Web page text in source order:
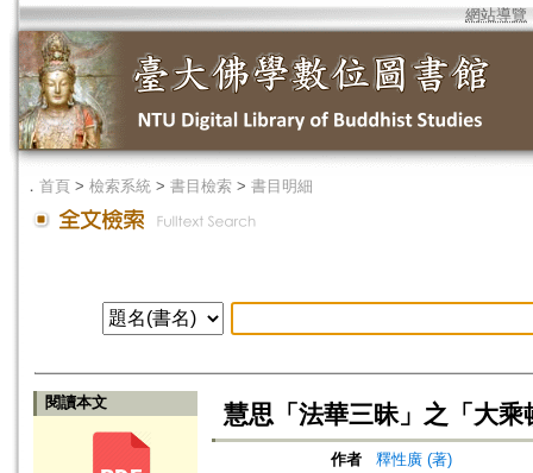
網站導覽
． 首頁 > 檢索系統 > 書目檢索 > 書目明細
閱讀本文 慧思「法華三昧」之「大
作者
釋性廣 (著)